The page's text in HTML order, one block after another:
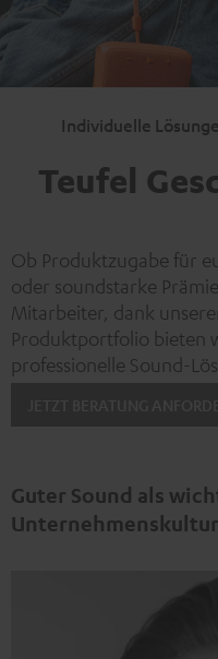
Individuelle
Teufel
Ob Produktzugabe für
oder soundstarke
Mitarbeiter, dank
Produktportfolio bieten
professionelle Sound-
Guter Sound als
Unternehmenskultur